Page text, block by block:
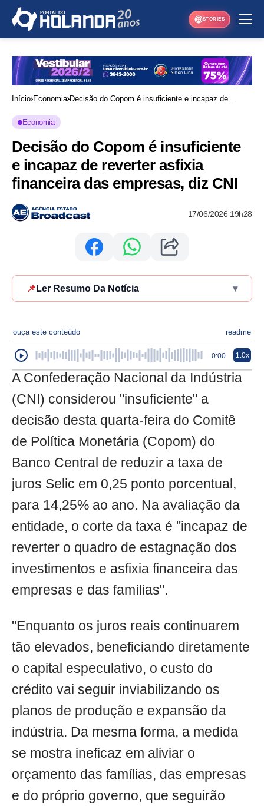
STORIES
Início Economia Decisão do Copom é insuficiente e incapaz de
Economia
Decisão do Copom é insuficiente
e incapaz de reverter asfixia
financeira das empresas, diz CNI
17/06/2026 19h28
📌 Ler Resumo Da Notícia ▾
ouça este conteúdo readme
0:00 1.0x
A Confederação Nacional da Indústria
(CNI) considerou "insuficiente" a
decisão desta quarta-feira do Comitê
de Política Monetária (Copom) do
Banco Central de reduzir a taxa de
juros Selic em 0,25 ponto porcentual,
para 14,25% ao ano. Na avaliação da
entidade, o corte da taxa é "incapaz de
reverter o quadro de estagnação dos
investimentos e asfixia financeira das
empresas e das famílias".
"Enquanto os juros reais continuarem
tão elevados, beneficiando diretamente
o capital especulativo, o custo do
crédito vai seguir inviabilizando os
planos de produção e expansão da
indústria. Da mesma forma, a medida
se mostra ineficaz em aliviar o
orçamento das famílias, das empresas
e do próprio governo, que seguirão